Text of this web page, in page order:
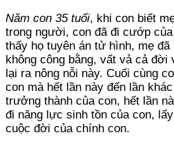
Năm con 35 tuổi, khi con biết
trong người, con đã đi cướp
thấy họ tuyên án tử hình, mẹ
không công bằng, vất vả cả
lại ra nông nỗi này. Cuối cùng
con mà hết lần này đến lần
trưởng thành của con, hết lần
đi năng lực sinh tồn của con,
cuộc đời của chính con.